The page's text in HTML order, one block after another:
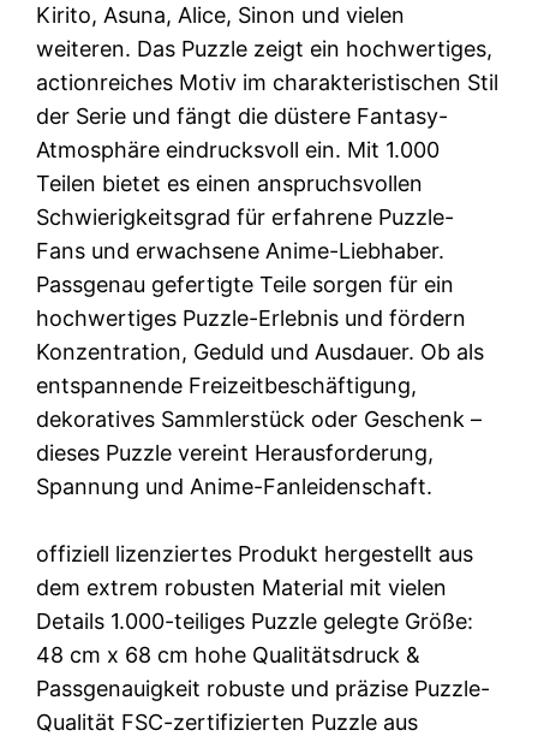
Kirito, Asuna, Alice, Sinon und vielen
weiteren. Das Puzzle zeigt ein hochwertiges,
actionreiches Motiv im charakteristischen Stil
der Serie und fängt die düstere Fantasy-
Atmosphäre eindrucksvoll ein. Mit 1.000
Teilen bietet es einen anspruchsvollen
Schwierigkeitsgrad für erfahrene Puzzle-
Fans und erwachsene Anime-Liebhaber.
Passgenau gefertigte Teile sorgen für ein
hochwertiges Puzzle-Erlebnis und fördern
Konzentration, Geduld und Ausdauer. Ob als
entspannende Freizeitbeschäftigung,
dekoratives Sammlerstück oder Geschenk –
dieses Puzzle vereint Herausforderung,
Spannung und Anime-Fanleidenschaft.
offiziell lizenziertes Produkt hergestellt aus
dem extrem robusten Material mit vielen
Details 1.000-teiliges Puzzle gelegte Größe:
48 cm x 68 cm hohe Qualitätsdruck &
Passgenauigkeit robuste und präzise Puzzle-
Qualität FSC-zertifizierten Puzzle aus